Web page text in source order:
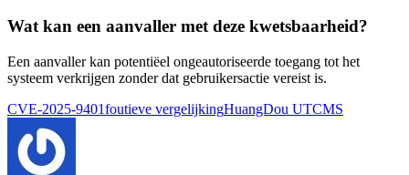
Wat kan een aanvaller met deze kwetsbaarheid?
Een aanvaller kan potentiëel ongeautoriseerde toegang tot het
systeem verkrijgen zonder dat gebruikersactie vereist is.
Tags:
CVE-2025-9401foutieve vergelijkingHuangDou UTCMS